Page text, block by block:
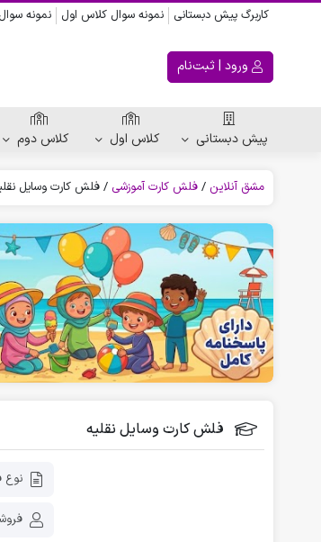
کاربرگ پیش دبستانی نمونه سوال کلاس اول نمونه
ورود | ثبت‌نام
پیش دبستانی
ریاضی پیش دبستانی
کاربرگ اعداد
کاربرگ تقارن ، قرینه
الگویابی پیش دبستانی
پکیج های پیش دبستانی
فلش کارت آموزشی
دانلود رایگان کاربرگ پیش دبستانی
کلاس اول کلاس دوم
مشق آنلاین /فلش کارت آموزشی /فلش کارت وسایل
فلش کارت وسایل نقلیه
نوع